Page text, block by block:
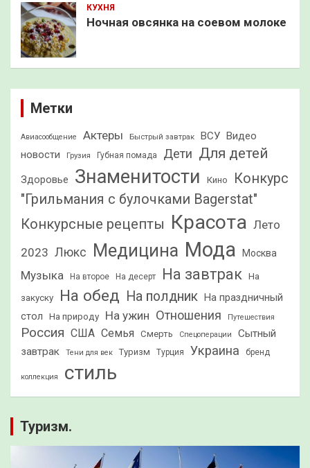
КУХНЯ
Ночная овсянка на соевом молоке
Метки
Авиасообщение Актеры Быстрый завтрак ВСУ Видео
новости
Грузия Губная помада Дети Для детей
Здоровье Знаменитости Кино
Конкурс
"Грильмания с булочками Bagerstat"
Конкурсные рецепты Красота Лето
2023 Люкс Медицина Мода Москва
Музыка На второе На десерт На завтрак На
закуску На обед На полдник На праздничный
стол
На природу На ужин Отношения Путешествия
Россия США Семья Смерть Спецоперации
Сытный
завтрак
Тени для век Туризм Турция Украина бренд
коллекция стиль
Туризм.